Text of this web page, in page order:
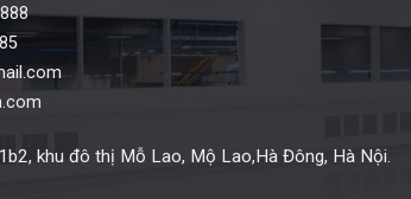
khu đô thị Mỗ Lao, Mộ Lao,Hà Đông, Hà Nội.